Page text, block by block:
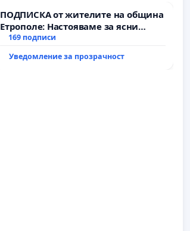
ПОДПИСКА от жителите на община
Етрополе: Настояваме за ясни
гаранции от “Елаците-МЕД” АД и от
всички екологични норми!
169 подписи
Уведомление за прозрачност